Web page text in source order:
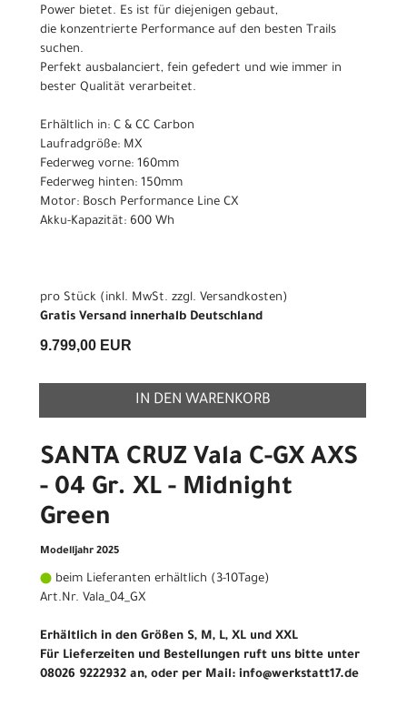
Power bietet. Es ist für diejenigen gebaut,
die konzentrierte Performance auf den besten Trails
suchen.
Perfekt ausbalanciert, fein gefedert und wie immer in
bester Qualität verarbeitet.
Erhältlich in: C & CC Carbon
Laufradgröße: MX
Federweg vorne: 160mm
Federweg hinten: 150mm
Motor: Bosch Performance Line CX
Akku-Kapazität: 600 Wh
pro Stück (inkl. MwSt. zzgl. Versandkosten)
Gratis Versand innerhalb Deutschland
9.799,00 EUR
IN DEN WARENKORB
SANTA CRUZ Vala C-GX AXS
- 04 Gr. XL - Midnight
Green
Modelljahr 2025
beim Lieferanten erhältlich (3-10Tage)
Art.Nr. Vala_04_GX
Erhältlich in den Größen S, M, L, XL und XXL
Für Lieferzeiten und Bestellungen ruft uns bitte unter
08026 9222932 an, oder per Mail: info@werkstatt17.de